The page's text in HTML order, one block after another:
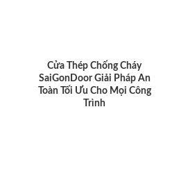
Cửa Thép Chống Cháy
SaiGonDoor Giải Pháp An
Toàn Tối Ưu Cho Mọi Công
Trình